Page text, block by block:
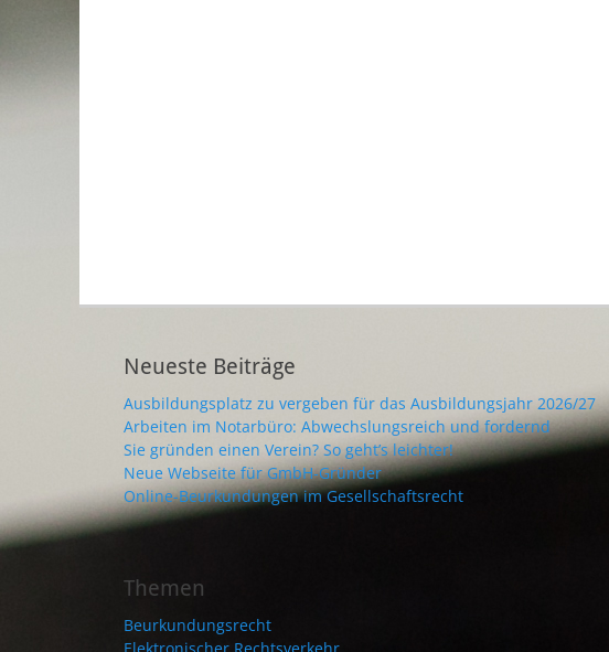
Neueste Beiträge
Ausbildungsplatz zu vergeben für das Ausbildungsjahr 2026/27
Arbeiten im Notarbüro: Abwechslungsreich und fordernd
Sie gründen einen Verein? So geht’s leichter!
Neue Webseite für GmbH-Gründer
Online-Beurkundungen im Gesellschaftsrecht
Themen
Beurkundungsrecht